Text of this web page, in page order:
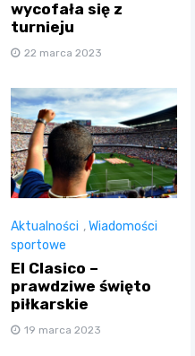
wycofała się z
turnieju
22 marca 2023
Aktualności ,Wiadomości
sportowe
El Clasico –
prawdziwe święto
piłkarskie
19 marca 2023